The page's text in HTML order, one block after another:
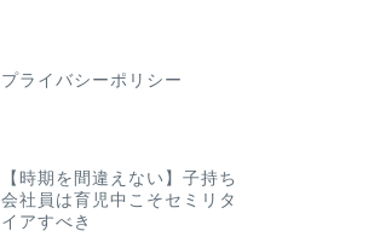
プライバシーポリシー
【時期を間違えない】子持ち
会社員は育児中こそセミリタ
イアすべき